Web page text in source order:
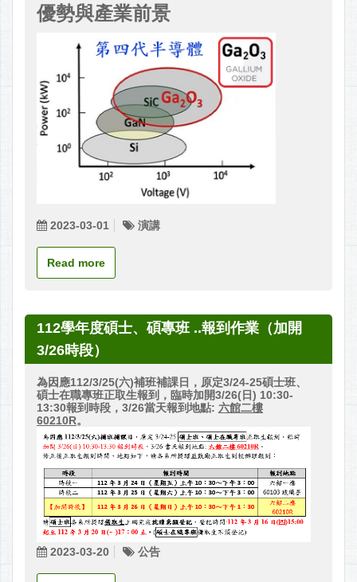
優勢與產業前景
2023-03-01 演講
Read more
112學年度碩士、碩專班 ..報到作業（加開
3/26時段）
為因應112/3/25(六)補班補課日 ，原定3/24-25碩士班、
碩士在職專班正取生報到，臨時加開3/26(日) 10:30-
13:30報到時段，3/26當天報到地點: 六館二樓
60210R。
2023-03-20 公告